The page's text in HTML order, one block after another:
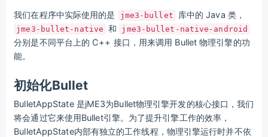
我们在程序中实际使用的是 jme3-bullet 库中的 Java 类，
jme3-bullet-native 和 jme3-bullet-native-android
分别是不同平台上的 C++ 接口，用来调用 Bullet 物理引擎的功
能。
初始化Bullet
BulletAppState 是jME3为Bullet物理引擎开发的核心接口，我们
将会通过它来使用Bullet引擎。为了提升引擎工作的效率，
BulletAppState内部有独立的工作线程，物理引擎运行时并不依